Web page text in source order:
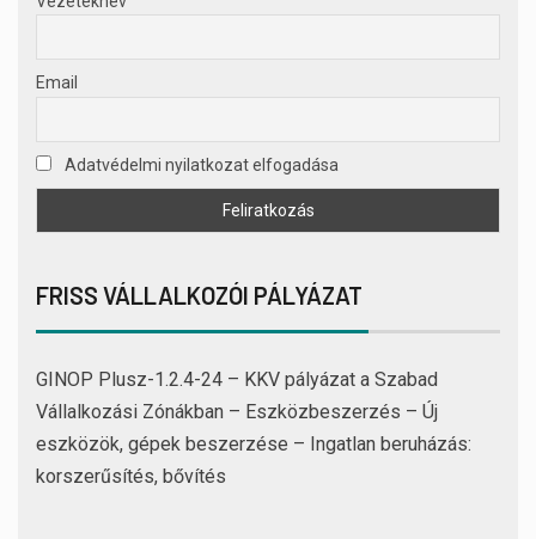
Email
Adatvédelmi nyilatkozat elfogadása
FRISS VÁLLALKOZÓI PÁLYÁZAT
GINOP Plusz-1.2.4-24 – KKV pályázat a Szabad
Vállalkozási Zónákban – Eszközbeszerzés – Új
eszközök, gépek beszerzése – Ingatlan beruházás:
korszerűsítés, bővítés